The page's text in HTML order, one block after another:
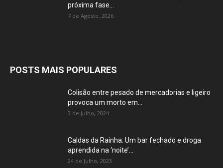
próxima fase...
7 de Agosto, 2026
POSTS MAIS POPULARES
Colisão entre pesado de mercadorias e ligeiro
provoca um morto em...
3 de Julho, 2024
Caldas da Rainha: Um bar fechado e droga
aprendida na ‘noite’...
24 de Julho, 2023